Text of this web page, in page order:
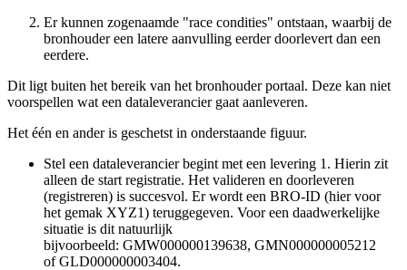
Er kunnen zogenaamde "race condities" ontstaan, waarbij de
bronhouder een latere aanvulling eerder doorlevert dan een
eerdere.
Dit ligt buiten het bereik van het bronhouder portaal. Deze kan niet
voorspellen wat een dataleverancier gaat aanleveren.
Het één en ander is geschetst in onderstaande figuur.
Stel een dataleverancier begint met een levering 1. Hierin zit
alleen de start registratie. Het valideren en doorleveren
(registreren) is succesvol. Er wordt een BRO-ID (hier voor
het gemak XYZ1) teruggegeven. Voor een daadwerkelijke
situatie is dit natuurlijk
bijvoorbeeld: GMW000000139638, GMN000000005212
of GLD000000003404.